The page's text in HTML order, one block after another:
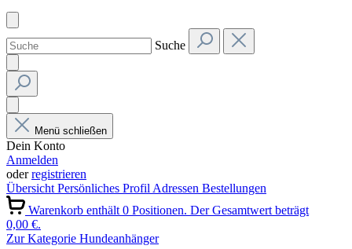
Suche
Menü schließen
Dein Konto
Anmelden
oderregistrieren
ÜbersichtPersönliches ProfilAdressen Bestellungen
Warenkorb enthält 0 Positionen. Der Gesamtwert beträgt
0,00 €.
Zur Kategorie Hundeanhänger